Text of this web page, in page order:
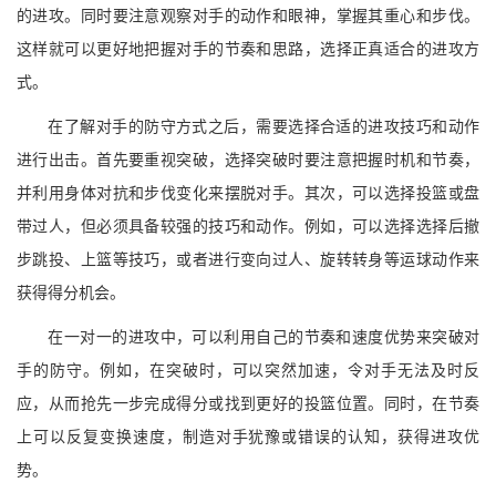
的进攻。同时要注意观察对手的动作和眼神，掌握其重心和步伐。
这样就可以更好地把握对手的节奏和思路，选择正真适合的进攻方
式。
在了解对手的防守方式之后，需要选择合适的进攻技巧和动作
进行出击。首先要重视突破，选择突破时要注意把握时机和节奏，
并利用身体对抗和步伐变化来摆脱对手。其次，可以选择投篮或盘
带过人，但必须具备较强的技巧和动作。例如，可以选择选择后撤
步跳投、上篮等技巧，或者进行变向过人、旋转转身等运球动作来
获得得分机会。
在一对一的进攻中，可以利用自己的节奏和速度优势来突破对
手的防守。例如，在突破时，可以突然加速，令对手无法及时反
应，从而抢先一步完成得分或找到更好的投篮位置。同时，在节奏
上可以反复变换速度，制造对手犹豫或错误的认知，获得进攻优
势。